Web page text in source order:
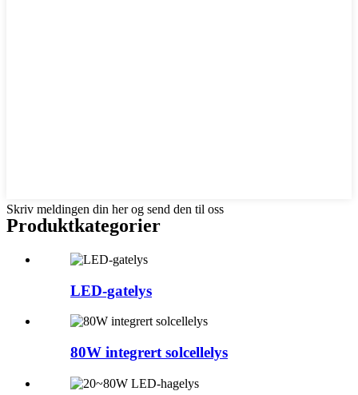
Skriv meldingen din her og send den til oss
Produktkategorier
LED-gatelys
80W integrert solcellelys